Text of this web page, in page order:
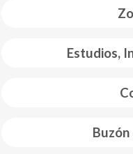
Estudios,
Buzón